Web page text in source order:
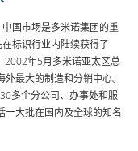
国市场是多米诺集团的重
标识行业内陆续获得了
2002年5月多米诺亚太区总
最大的制造和分销中心。
多个分公司、办事处和服
一大批在国内及全球的知名